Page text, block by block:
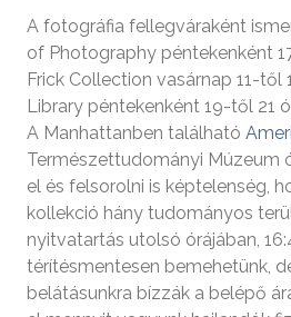
A fotográfia fellegváraként
of Photography péntekenként
Frick Collection vasárnap 11-től
Library péntekenként 19-től 21
A Manhattanben található
Természettudományi Múzeum
el és felsorolni is képtelenség,
kollekció hány tudományos
nyitvatartás utolsó órájában,
térítésmentesen bemehetünk,
belátásunkra bízzák a belépő